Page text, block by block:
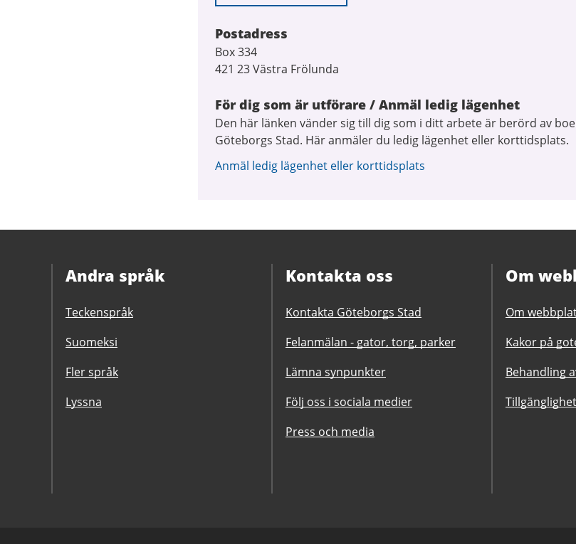
Postadress
Box 334
421 23 Västra Frölunda
För dig som är utförare / Anmäl ledig lägenhet
Den här länken vänder sig till dig som i ditt arbete är berörd av
Göteborgs Stad. Här anmäler du ledig lägenhet eller korttidsplats.
Anmäl ledig lägenhet eller korttidsplats
Andra språk
Teckenspråk
Suomeksi
Fler språk
Lyssna
Kontakta oss
Kontakta Göteborgs Stad
Felanmälan - gator, torg, parker
Lämna synpunkter
Följ oss i sociala medier
Press och media
Om
Om
Kakor på
Behandling